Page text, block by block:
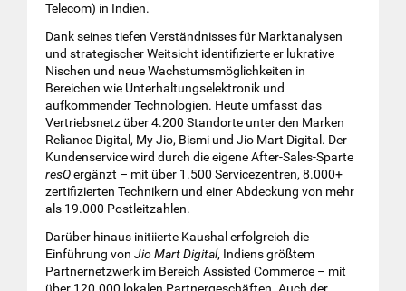
Telecom) in Indien.
Dank seines tiefen Verständnisses für Marktanalysen
und strategischer Weitsicht identifizierte er lukrative
Nischen und neue Wachstumsmöglichkeiten in
Bereichen wie Unterhaltungselektronik und
aufkommender Technologien. Heute umfasst das
Vertriebsnetz über 4.200 Standorte unter den Marken
Reliance Digital, My Jio, Bismi und Jio Mart Digital. Der
Kundenservice wird durch die eigene After-Sales-Sparte
resQergänzt – mit über 1.500 Servicezentren, 8.000+
zertifizierten Technikern und einer Abdeckung von mehr
als 19.000 Postleitzahlen.
Darüber hinaus initiierte Kaushal erfolgreich die
Einführung von Jio Mart Digital, Indiens größtem
Partnernetzwerk im Bereich Assisted Commerce – mit